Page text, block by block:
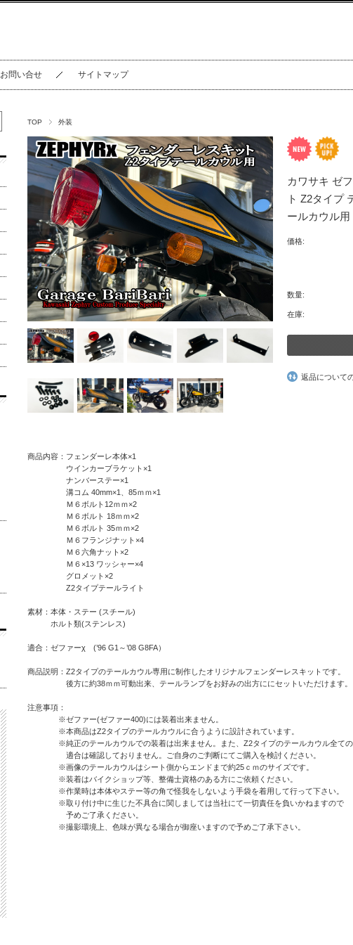
お問い合せ サイトマップ
TOP 外装
カワサキ ゼ
ト Z2タイプ
ールカウル用
価格:
数量:
在庫:
返品について
商品内容：フェンダーレ本体×1
ウインカーブラケット×1
ナンバーステー×1
溝コム 40mm×1、85ｍｍ×1
Ｍ６ボルト12ｍｍ×2
Ｍ６ボルト 18ｍｍ×2
Ｍ６ボルト 35ｍｍ×2
Ｍ６フランジナット×4
Ｍ６六角ナット×2
Ｍ６×13 ワッシャー×4
グロメット×2
Z2タイプテールライト
素材：本体・ステー (スチール)
ホルト類(ステンレス)
適合：ゼファーχ (’96 G1～’08 G8FA）
商品説明：Z2タイプのテールカウル専用に制作したオリジナルフェンダーレスキットです。
後方に約38ｍｍ可動出来、テールランプをお好みの出方ににセットいただけます。
注意事項：
※ゼファー(ゼファー400)には装着出来ません。
※本商品はZ2タイプのテールカウルに合うように設計されています。
※純正のテールカウルでの装着は出来ません。また、Z2タイプのテールカウル全ての
適合は確認しておりません。ご自身のご判断にてご購入を検討ください。
※画像のテールカウルはシート側からエンドまで約25ｃｍのサイズです。
※装着はバイクショップ等、整備士資格のある方にご依頼ください。
※作業時は本体やステー等の角で怪我をしないよう手袋を着用して行って下さい。
※取り付け中に生じた不具合に関しましては当社にて一切責任を負いかねますので
予めご了承ください。
※撮影環境上、色味が異なる場合が御座いますので予めご了承下さい。